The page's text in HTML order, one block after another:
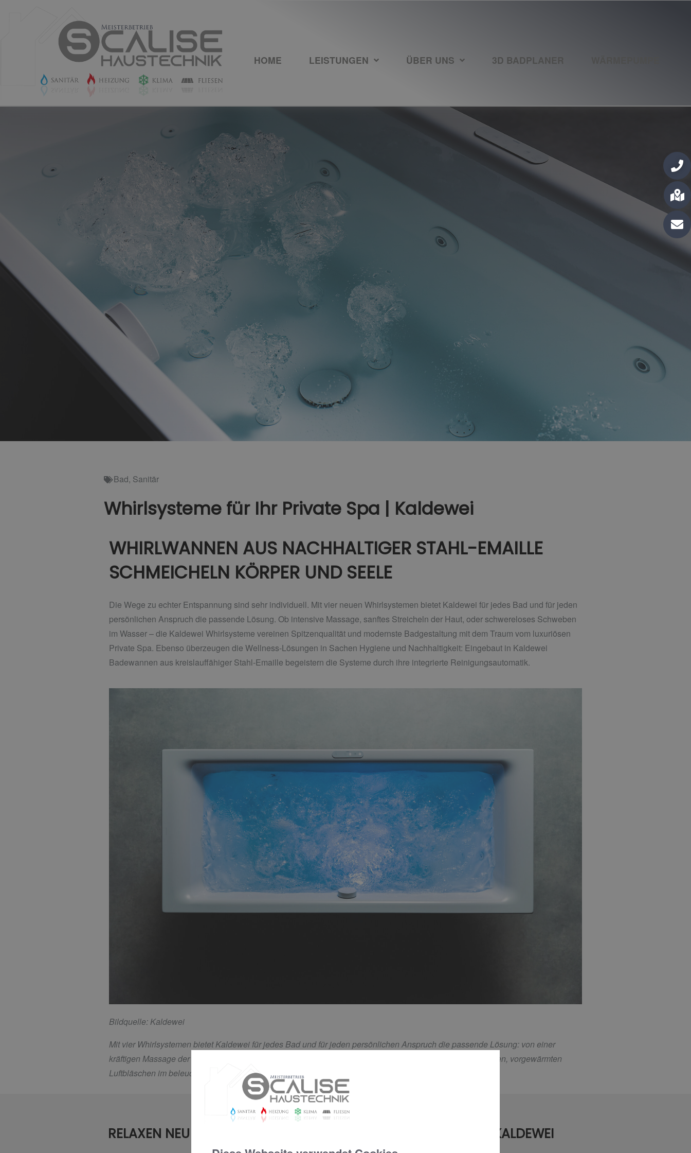
HOME LEISTUNGEN ÜBER UNS 3D BADPLANER
Bad, Sanitär
Whirlsysteme für Ihr Private Spa | Kaldewei
WHIRLWANNEN AUS NACHHALTIGER STAHL-EMAILLE
SCHMEICHELN KÖRPER UND SEELE
Die Wege zu echter Entspannung sind sehr individuell. Mit vier neuen Whirlsystemen bietet Kaldewei für jedes Bad und für jeden
persönlichen Anspruch die passende Lösung. Ob intensive Massage, sanftes Streicheln der Haut, oder schwereloses Schweben
im Wasser – die Kaldewei Whirlsysteme vereinen Spitzenqualität und modernste Badgestaltung mit dem Traum vom luxuriösen
Private Spa. Ebenso überzeugen die Wellness-Lösungen in Sachen Hygiene und Nachhaltigkeit: Eingebaut in Kaldewei
Badewannen aus kreislauffähiger Stahl-Emaille begeistern die Systeme durch ihre integrierte Reinigungsautomatik.
Bildquelle: Kaldewei
Mit vier Whirlsystemen bietet Kaldewei für jedes Bad und für jeden persönlichen Anspruch die passende Lösung: von einer
kräftigen Massage der Muskulatur nach dem Sport bis hin zum sanften Umspielen des Körpers von perlenden, vorgewärmten
Luftbläschen im beleuchteten Wasser.
RELAXEN NEU DEFINIERT: MIT DEN NEUEN WHIRLSYSTEMEN VON KALDEWEI